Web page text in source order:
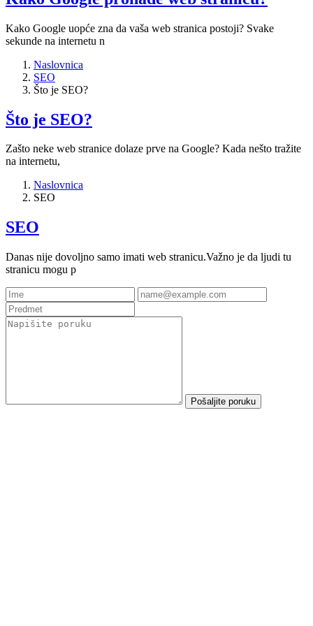
Kako Google uopće zna da vaša web stranica postoji? Svake
sekunde na internetu n
Naslovnica
SEO
Što je SEO?
Što je SEO?
Zašto neke web stranice dolaze prve na Google? Kada nešto tražite
na internetu,
Naslovnica
SEO
SEO
Danas nije dovoljno samo imati web stranicu.Važno je da ljudi tu
stranicu mogu p